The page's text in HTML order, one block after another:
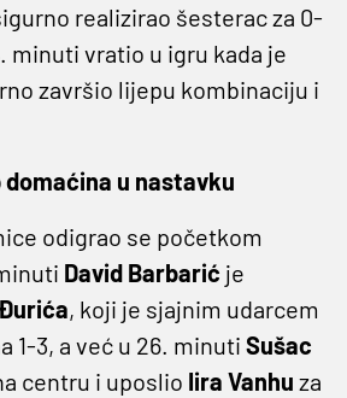
realizirao šesterac za 0-
minuti vratio u igru kada je
završio lijepu kombinaciju i
u nastavku
odigrao se početkom
David Barbarić je
, koji je sjajnim udarcem
1-3, a već u 26. minuti Sušac
centru i uposlio Iira Vanhu za